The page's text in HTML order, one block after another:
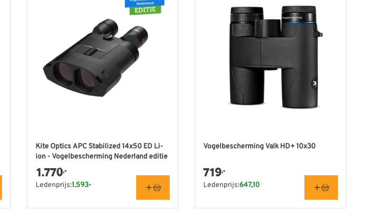
Kite Optics APC Stabilized 14x50 ED Li-
ion - Vogelbescherming Nederland editie
1.770,-
Ledenprijs:1.593-
Vogelbescherming Valk HD+ 10x30
719,-
Ledenprijs:647,10